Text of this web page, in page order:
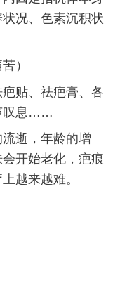
况、色素沉积状
）
贴、祛疤膏、各
叹息……
逝，年龄的增
开始老化，疤痕
越来越难。